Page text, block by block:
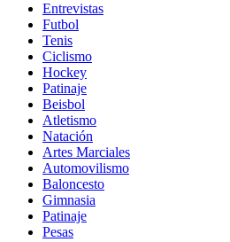
Entrevistas
Futbol
Tenis
Ciclismo
Hockey
Patinaje
Beisbol
Atletismo
Natación
Artes Marciales
Automovilismo
Baloncesto
Gimnasia
Patinaje
Pesas